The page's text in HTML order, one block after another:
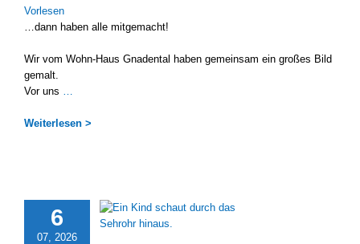
Vor­le­sen
…dann haben alle mit­ge­macht!
Wir vom Wohn-Haus Gna­den­tal haben gemein­sam ein gro­ßes Bild
gemalt.
Vor uns
Wei­ter­le­sen >
6
07, 2026